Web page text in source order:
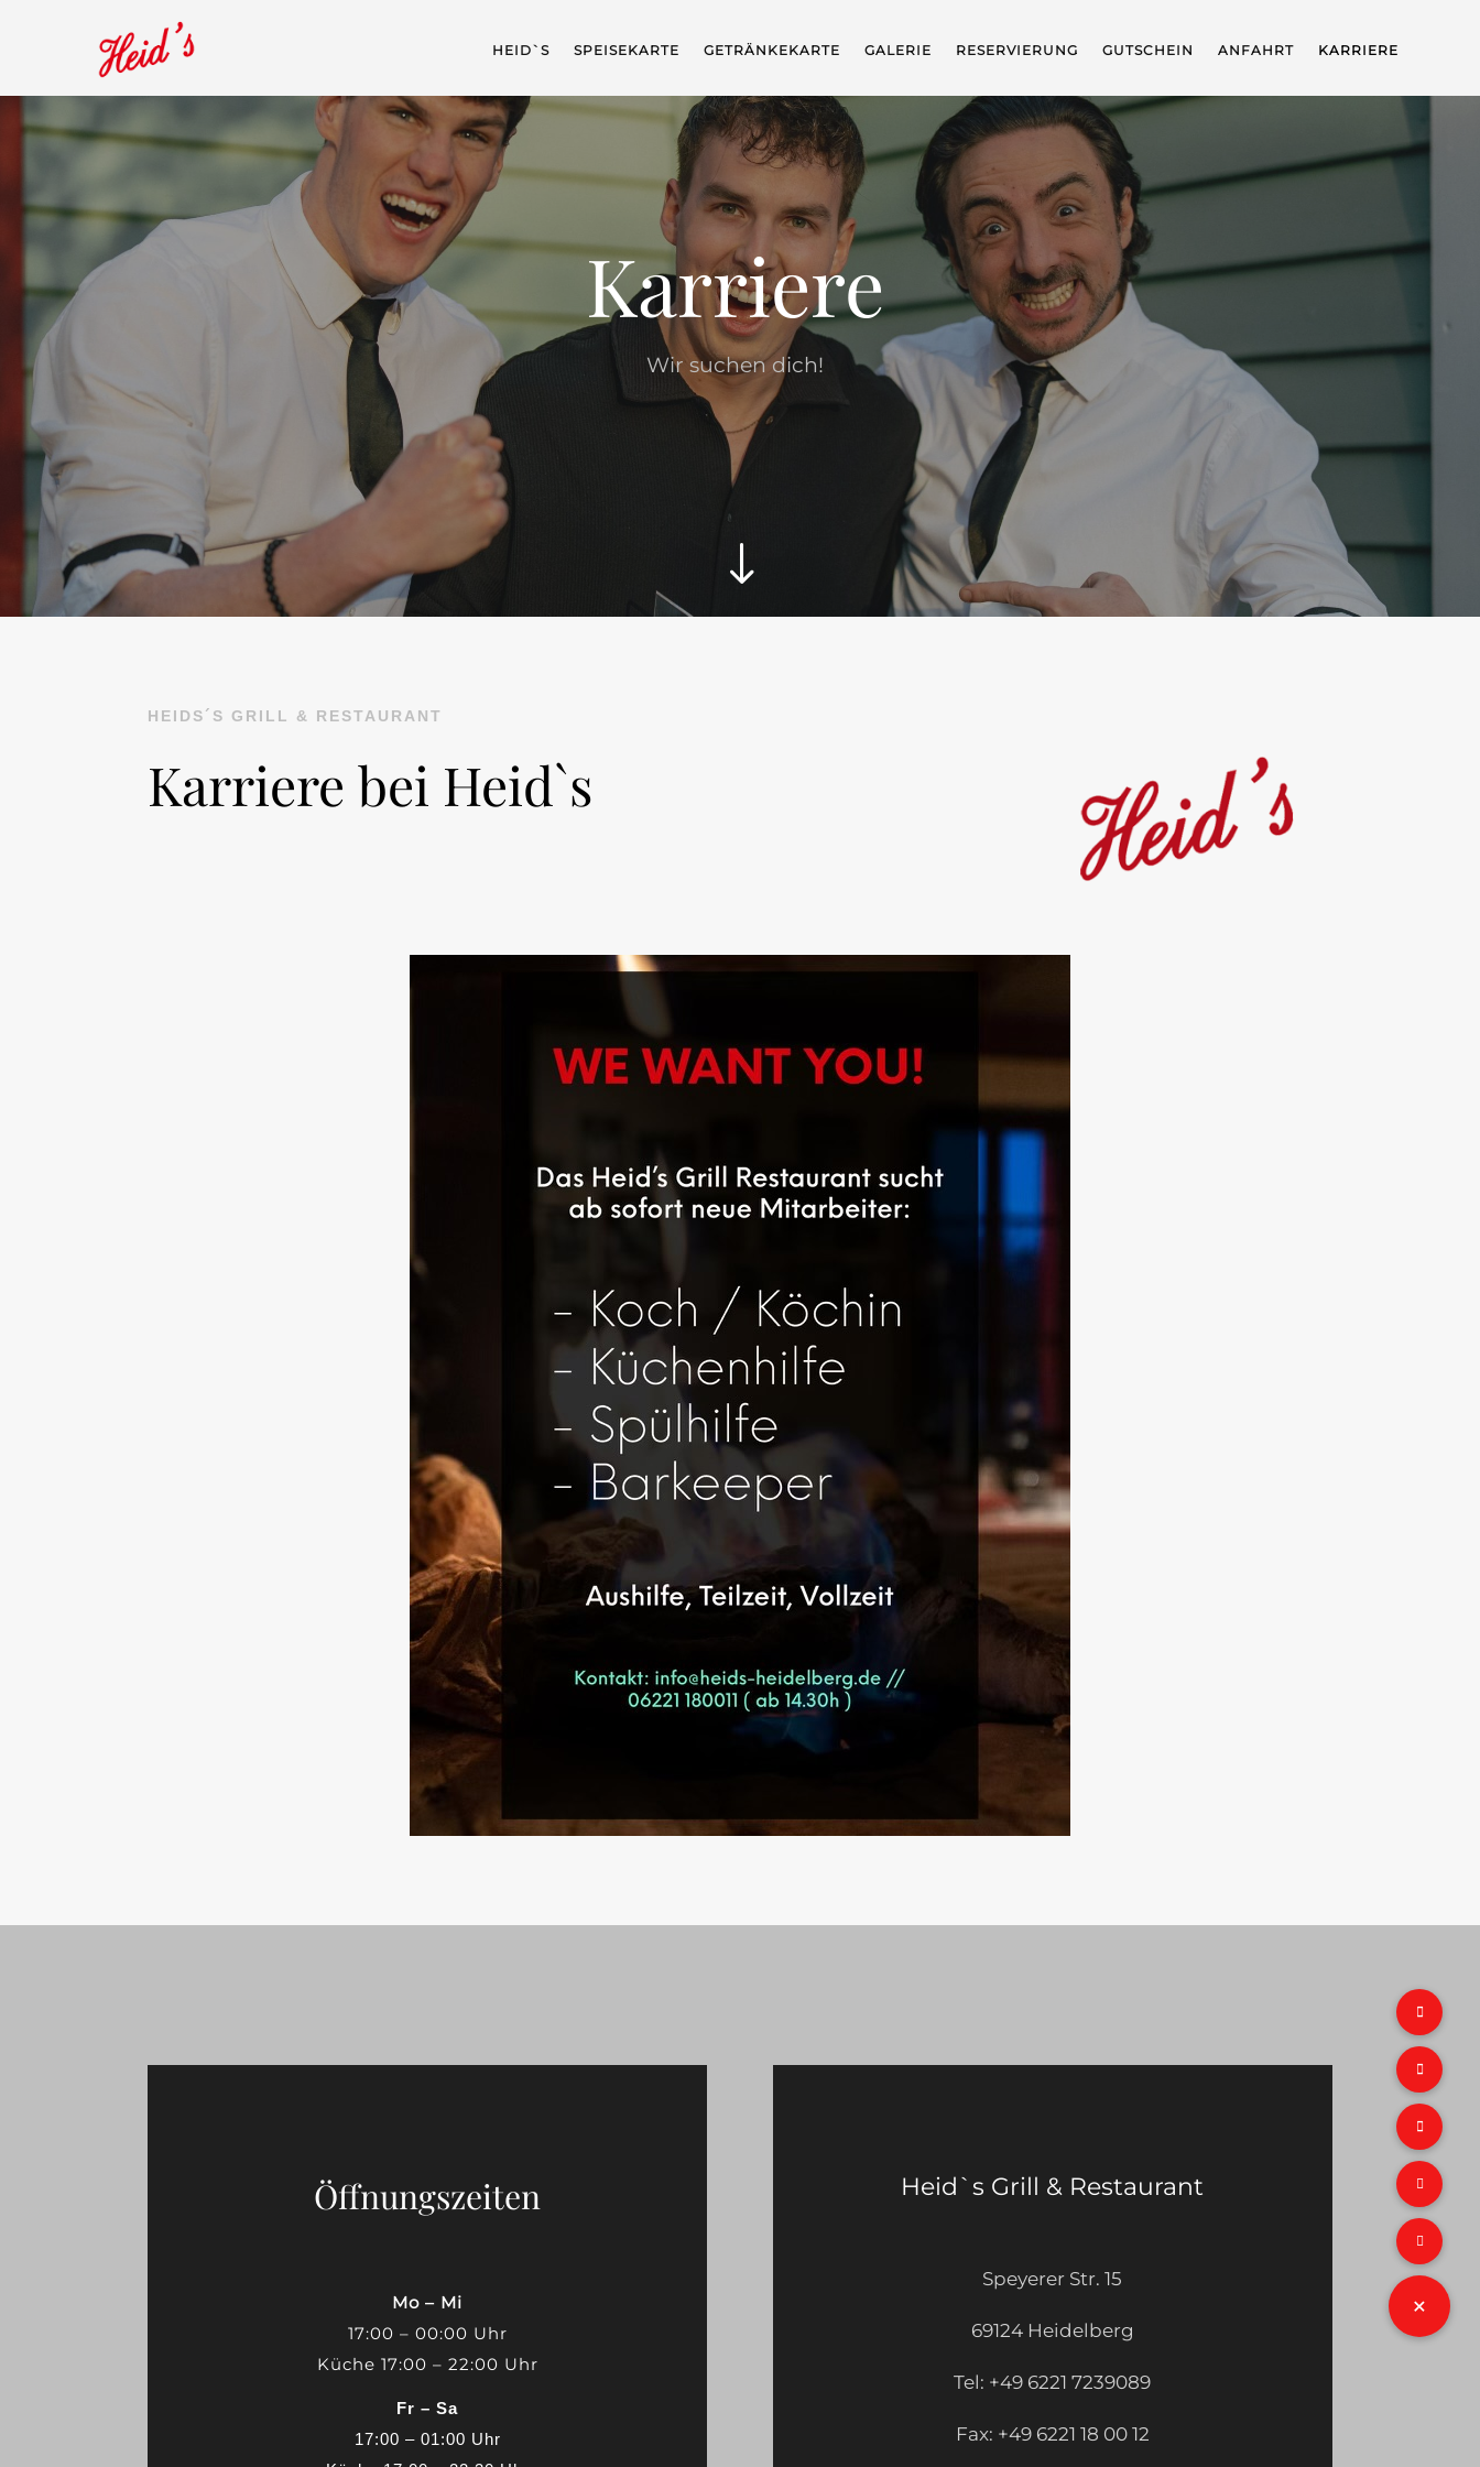
HEID`S SPEISEKARTE GETRÄNKEKARTE GALERIE RESERVIERUNG GUTSCHEIN ANFAHRT KARRIERE
Karriere
Wir suchen dich!
"
HEIDS´S GRILL & RESTAURANT
Karriere bei Heid`s
Öffnungszeiten
Mo – Mi
17:00 – 00:00 Uhr
Küche 17:00 – 22:00 Uhr
Fr – Sa
17:00 – 01:00 Uhr
Heid`s Grill & Restaurant
Speyerer Str. 15
69124 Heidelberg
Tel: +49 6221 7239089
Fax: +49 6221 18 00 12